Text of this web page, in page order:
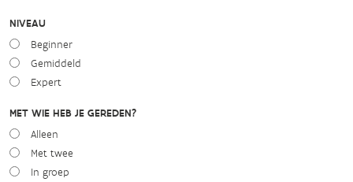
NIVEAU
Beginner
Gemiddeld
Expert
MET WIE HEB JE GEREDEN?
Alleen
Met twee
In groep